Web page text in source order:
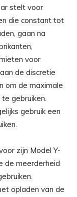
stelt voor
die constant tot
gaan na
voor
de discretie
om de maximale
gebruiken.
gebruik een
zijn Model Y-
de meerderheid
opladen van de